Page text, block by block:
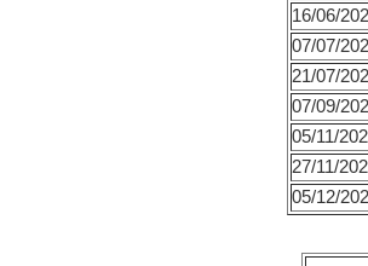
16/06/
07/07/
21/07/
07/09/
05/11/
27/11/
05/12/